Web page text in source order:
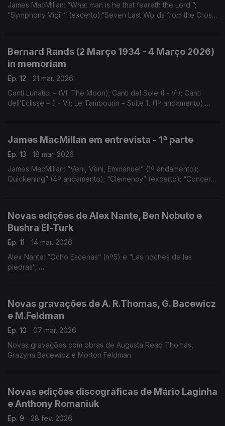
James MacMillan: “What man is he that feareth the Lord ”;
“Symphony Vigil ” (excerto);“Seven Last Words from the Cross
Bernard Rands (2 Março 1934 - 4 Março 2026)
in memoriam
Ep. 12
21 mar. 2026
Canti Lunatici – (VI. The Moon); Canti del Sole (I - VI); Canti
dell’Eclisse – (I - V); Le Tambourin – Suite 1, (1º andamento);
James MacMillan em entrevista - 1ª parte
Ep. 13
18 mar. 2026
James MacMillan: “Veni, Veni, Emmanuel” (1º andamento);
Quickening” (4º andamento); “Clemency” (excerto); “Concerto
Novas edições de Alex Nante, Ben Nobuto e
Bushra El-Turk
Ep. 11
14 mar. 2026
Alex Nante: “Ocho Escenas” (nº5) e “Las noches de las
piedras”;
Novas gravações de A. R.Thomas, G. Bacewicz
e M.Feldman
Ep. 10
07 mar. 2026
Novas gravações com obras de Augusta Read Thomas,
Grazyna Bacewicz e Morton Feldman
Novas edições discográficas de Mário Laginha
e Anthony Romaniuk
Ep. 9 28 fev. 2026